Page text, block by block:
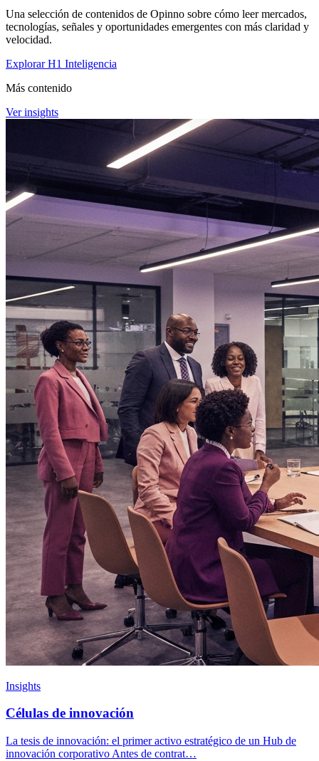
Una selección de contenidos de Opinno sobre cómo leer mercados,
tecnologías, señales y oportunidades emergentes con más claridad y
velocidad.
Explorar H1 Inteligencia
Más contenido
Ver insights
Insights
Células de innovación
La tesis de innovación: el primer activo estratégico de un Hub de
innovación corporativo Antes de contrat…